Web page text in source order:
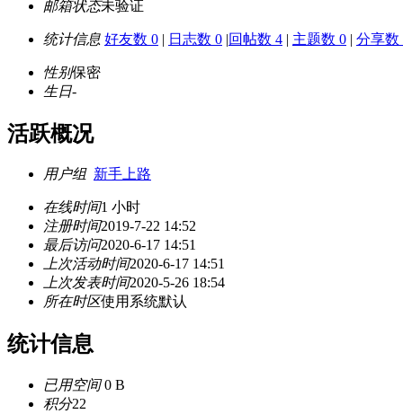
邮箱状态未验证
统计信息 好友数 0 | 日志数 0 |回帖数 4 | 主题数 0 | 分享数
性别保密
生日-
活跃概况
用户组 新手上路
在线时间1 小时
注册时间2019-7-22 14:52
最后访问2020-6-17 14:51
上次活动时间2020-6-17 14:51
上次发表时间2020-5-26 18:54
所在时区使用系统默认
统计信息
已用空间0 B
积分22